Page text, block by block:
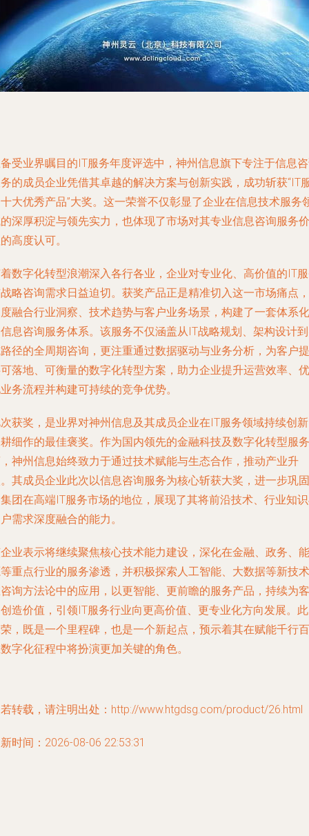
受业界瞩目的IT服务年度评选中，神州信息旗下专注于信息
的成员企业凭借其卓越的解决方案与创新实践，成功斩获“IT
大优秀产品”大奖。这一荣誉不仅彰显了企业在信息技术服务
深厚积淀与领先实力，也体现了市场对其专业信息咨询服务价
高度认可。
数字化转型浪潮深入各行各业，企业对专业化、高价值的IT
略咨询需求日益迫切。获奖产品正是精准切入这一市场痛点，
融合行业洞察、技术趋势与客户业务场景，构建了一套体系化
息咨询服务体系。该服务不仅涵盖从IT战略规划、架构设计
径的全周期咨询，更注重通过数据驱动与业务分析，为客户提
落地、可衡量的数字化转型方案，助力企业提升运营效率、优
务流程并构建可持续的竞争优势。
获奖，是业界对神州信息及其成员企业在IT服务领域持续创
细作的最佳褒奖。作为国内领先的金融科技及数字化转型服务
神州信息始终致力于通过技术赋能与生态合作，推动产业升
其成员企业此次以信息咨询服务为核心斩获大奖，进一步巩固
团在高端IT服务市场的地位，展现了其将前沿技术、行业知
需求深度融合的能力。
业表示将继续聚焦核心技术能力建设，深化在金融、政务、能
重点行业的服务渗透，并积极探索人工智能、大数据等新技术
询方法论中的应用，以更智能、更前瞻的服务产品，持续为客
造价值，引领IT服务行业向更高价值、更专业化方向发展。
，既是一个里程碑，也是一个新起点，预示着其在赋能千行百
字化征程中将扮演更加关键的角色。
转载，请注明出处：http://www.htgdsg.com/product/26.html
时间：2026-08-06 22:53:31